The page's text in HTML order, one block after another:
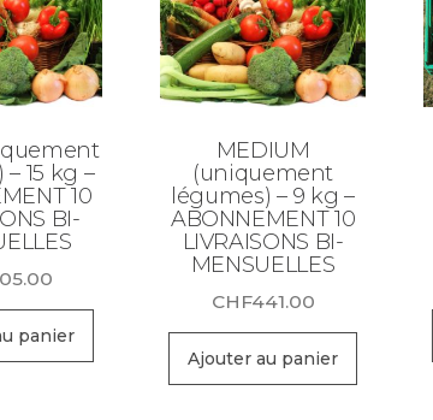
15 kg –
10
BI-
panier
MEDIUM
(uniquement
légumes) – 9 kg –
ABONNEMENT 10
LIVRAISONS BI-
MENSUELLES
CHF441.00
Ajouter au panier